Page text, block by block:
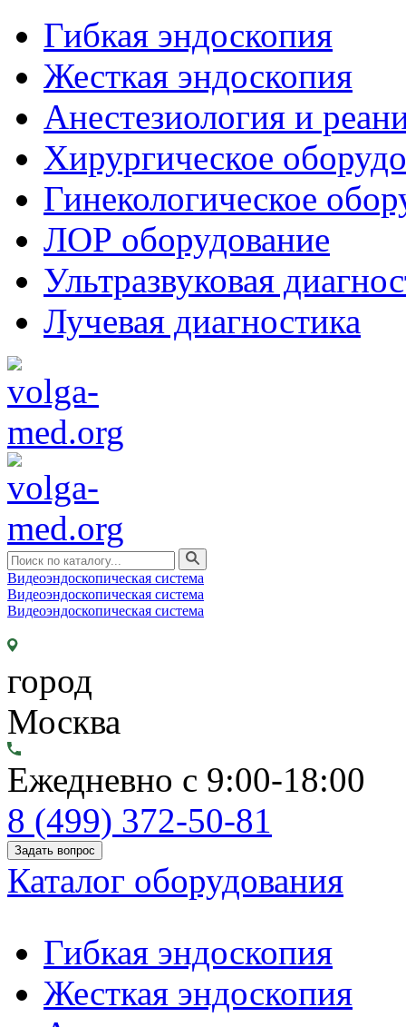
Гибкая эндоскопия
Жесткая эндоскопия
Анестезиология и
Хирургическое
Гинекологическое
ЛОР оборудование
Ультразвуковая
Лучевая диагностика
Видеоэндоскопическая система
Видеоэндоскопическая система
Видеоэндоскопическая система
город
Москва
Ежедневно с 9:00-18:00
8 (499) 372-50-81
Задать вопрос
Каталог оборудования
Гибкая эндоскопия
Жесткая эндоскопия